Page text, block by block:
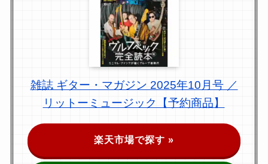
雑誌 ギター・マガジン 2025年10月号 ／
リットーミュージック【予約商品】
楽天市場で探す »